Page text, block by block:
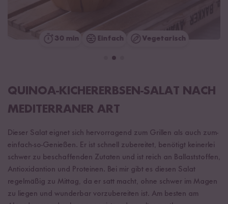
30 min Einfach Vegetarisch
QUINOA-KICHERERBSEN-SALAT NACH
MEDITERRANER ART
Dieser Salat eignet sich hervorragend zum Grillen als auch zum-
einfach-so-Genießen. Er ist schnell zubereitet, benötigt keinerlei
schwer zu beschaffenden Zutaten und ist reich an Ballaststoffen,
Antioxidantion und Proteinen. Bei mir gibt es diesen Salat
regelmäßig zu Mittag, da er satt macht, ohne schwer im Magen
zu liegen und wunderbar vorzubereiten ist. Am besten am